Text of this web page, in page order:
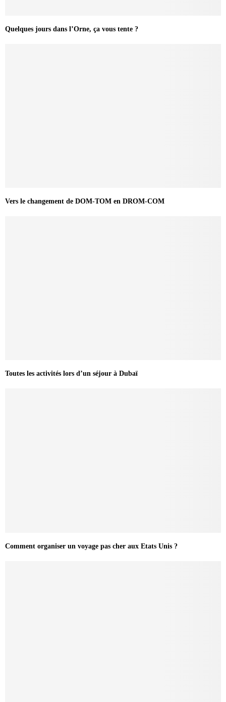
Quelques jours dans l’Orne, ça vous tente ?
Vers le changement de DOM-TOM en DROM-COM
Toutes les activités lors d’un séjour à Dubaï
Comment organiser un voyage pas cher aux Etats Unis ?